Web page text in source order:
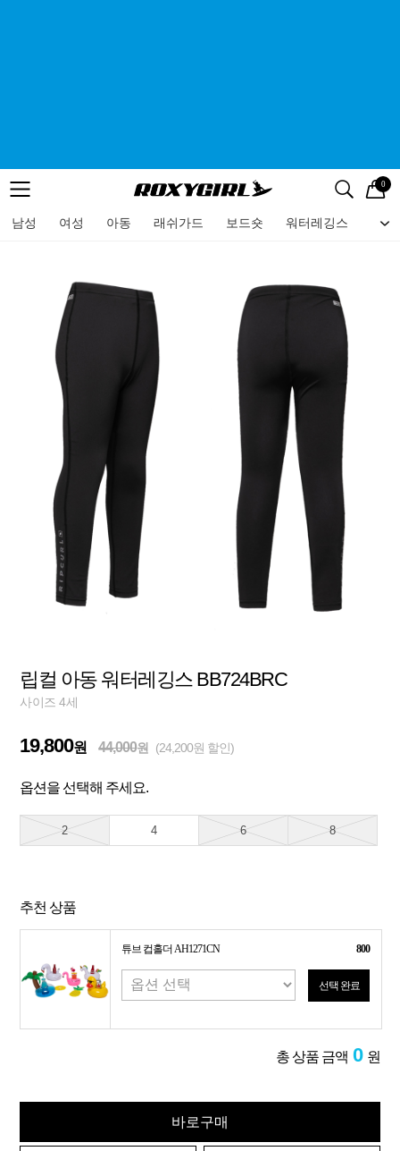
메뉴 검색
로고 0
남성 여성 아동 래쉬가드 보드숏 워터레깅스 비
메뉴
립컬 아동 워터레깅스 BB724BRC
사이즈 4세
19,800원 44,000원 (24,200원 할인)
옵션을 선택해 주세요.
2 4 6 8
추천 상품
튜브 컵홀더 AH1271CN 800
선택 완료
총 상품 금액 0 원
바로구매